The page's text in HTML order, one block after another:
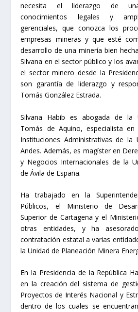
necesita el liderazgo de
conocimientos legales y
gerenciales, que conozca los
empresas mineras y que esté
desarrollo de una minería bien
Silvana en el sector público y los
el sector minero desde la
son garantía de liderazgo y
Tomás González Estrada.
Silvana Habib es abogada de la
Tomás de Aquino, especialista en
Instituciones Administrativas de la
Andes. Además, es magíster en
y Negocios Internacionales de la
de Ávila de España.
Ha trabajado en la
Públicos, el Ministerio de
Superior de Cartagena y el
otras entidades, y ha
contratación estatal a varias
la Unidad de Planeación Minera
En la Presidencia de la República
en la creación del sistema de
Proyectos de Interés Nacional y
dentro de los cuales se